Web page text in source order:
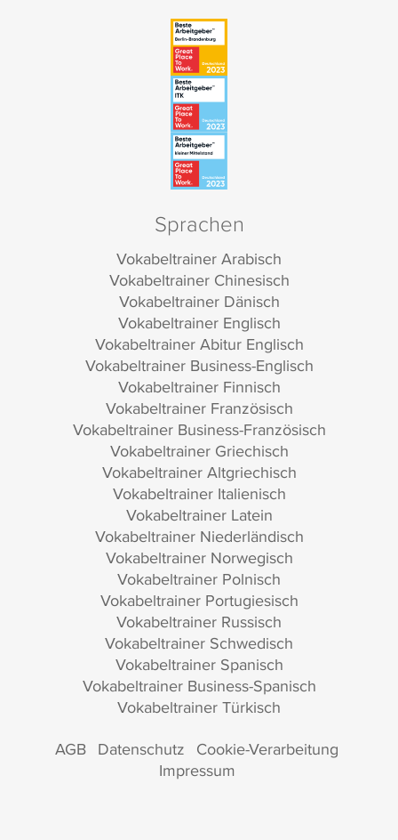
Sprachen
Vokabeltrainer Arabisch
Vokabeltrainer Chinesisch
Vokabeltrainer Dänisch
Vokabeltrainer Englisch
Vokabeltrainer Abitur Englisch
Vokabeltrainer Business-Englisch
Vokabeltrainer Finnisch
Vokabeltrainer Französisch
Vokabeltrainer Business-Französisch
Vokabeltrainer Griechisch
Vokabeltrainer Altgriechisch
Vokabeltrainer Italienisch
Vokabeltrainer Latein
Vokabeltrainer Niederländisch
Vokabeltrainer Norwegisch
Vokabeltrainer Polnisch
Vokabeltrainer Portugiesisch
Vokabeltrainer Russisch
Vokabeltrainer Schwedisch
Vokabeltrainer Spanisch
Vokabeltrainer Business-Spanisch
Vokabeltrainer Türkisch
AGB Datenschutz Cookie-Verarbeitung
Impressum